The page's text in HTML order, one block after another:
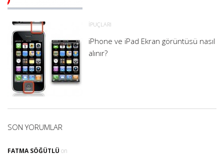
İPUÇLARI
iPhone ve iPad Ekran görüntüsü nasıl
alınır?
SON YORUMLAR
FATMA SÖĞÜTLÜ on